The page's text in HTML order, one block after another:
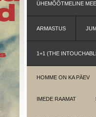
ÜHEMÕÕTMELINE
ARMASTUS
1+1 (THE
HOMME ON KA PÄEV
IMEDE RAAMAT